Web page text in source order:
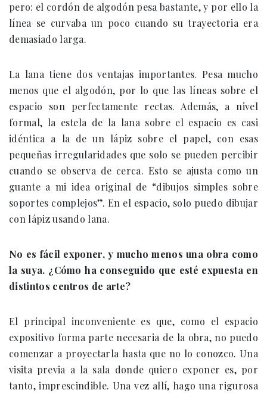
pero: el cordón de algodón pesa bastante, y por ello la
línea se curvaba un poco cuando su trayectoria era
demasiado larga.
La lana tiene dos ventajas importantes. Pesa mucho
menos que el algodón, por lo que las líneas sobre el
espacio son perfectamente rectas. Además, a nivel
formal, la estela de la lana sobre el espacio es casi
idéntica a la de un lápiz sobre el papel, con esas
pequeñas irregularidades que solo se pueden percibir
cuando se observa de cerca. Esto se ajusta como un
guante a mi idea original de “dibujos simples sobre
soportes complejos”. En el espacio, solo puedo dibujar
con lápiz usando lana.
No es fácil exponer, y mucho menos una obra como
la suya. ¿Cómo ha conseguido que esté expuesta en
distintos centros de arte?
El principal inconveniente es que, como el espacio
expositivo forma parte necesaria de la obra, no puedo
comenzar a proyectarla hasta que no lo conozco. Una
visita previa a la sala donde quiero exponer es, por
tanto, imprescindible. Una vez allí, hago una rigurosa